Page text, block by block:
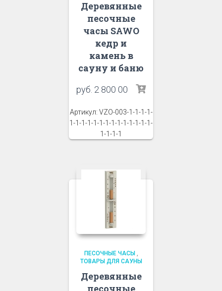
Деревянные
песочные
часы SAWO
кедр и
камень в
сауну и баню
руб. 2 800 00
Артикул: VZO-003-1-1-1-1-
1-1-1-1-1-1-1-1-1-1-1-1-1-1-
1-1-1-1
ПЕСОЧНЫЕ ЧАСЫ ,
ТОВАРЫ ДЛЯ САУНЫ
Деревянные